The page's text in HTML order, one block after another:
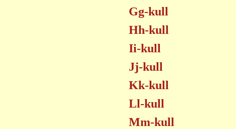
Gg-kull
Hh-kull
Ii-kull
Jj-kull
Kk-kull
Ll-kull
Mm-kull